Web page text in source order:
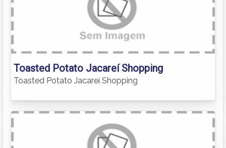
Toasted Potato Jacareí Shopping
Toasted Potato Jacareí Shopping